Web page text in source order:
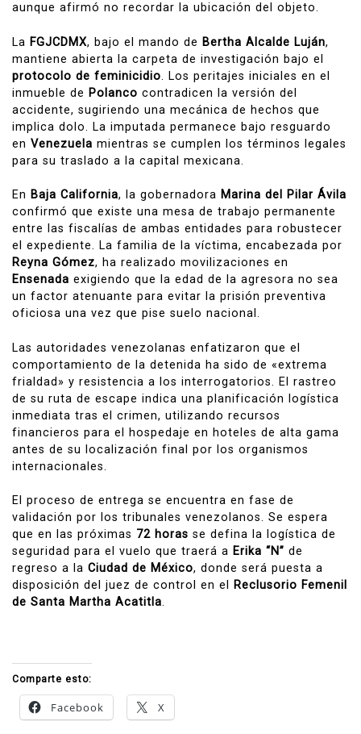
aunque afirmó no recordar la ubicación del objeto.
La FGJCDMX, bajo el mando de Bertha Alcalde Luján,
mantiene abierta la carpeta de investigación bajo el
protocolo de feminicidio. Los peritajes iniciales en el
inmueble de Polanco contradicen la versión del
accidente, sugiriendo una mecánica de hechos que
implica dolo. La imputada permanece bajo resguardo
en Venezuela mientras se cumplen los términos legales
para su traslado a la capital mexicana.
En Baja California, la gobernadora Marina del Pilar Ávila
confirmó que existe una mesa de trabajo permanente
entre las fiscalías de ambas entidades para robustecer
el expediente. La familia de la víctima, encabezada por
Reyna Gómez, ha realizado movilizaciones en
Ensenada exigiendo que la edad de la agresora no sea
un factor atenuante para evitar la prisión preventiva
oficiosa una vez que pise suelo nacional.
Las autoridades venezolanas enfatizaron que el
comportamiento de la detenida ha sido de «extrema
frialdad» y resistencia a los interrogatorios. El rastreo
de su ruta de escape indica una planificación logística
inmediata tras el crimen, utilizando recursos
financieros para el hospedaje en hoteles de alta gama
antes de su localización final por los organismos
internacionales.
El proceso de entrega se encuentra en fase de
validación por los tribunales venezolanos. Se espera
que en las próximas 72 horas se defina la logística de
seguridad para el vuelo que traerá a Erika “N” de
regreso a la Ciudad de México, donde será puesta a
disposición del juez de control en el Reclusorio Femenil
de Santa Martha Acatitla.
Comparte esto:
Facebook X